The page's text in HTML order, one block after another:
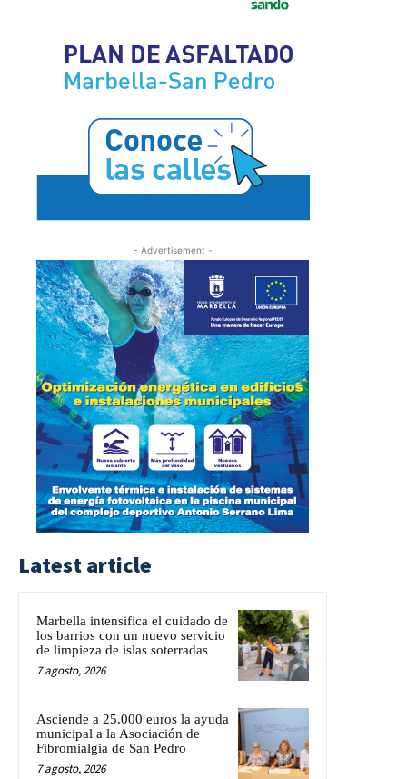
- Advertisement -
Latest article
Marbella intensifica el cuidado de
los barrios con un nuevo servicio
de limpieza de islas soterradas
7 agosto, 2026
Asciende a 25.000 euros la ayuda
municipal a la Asociación de
Fibromialgia de San Pedro
7 agosto, 2026